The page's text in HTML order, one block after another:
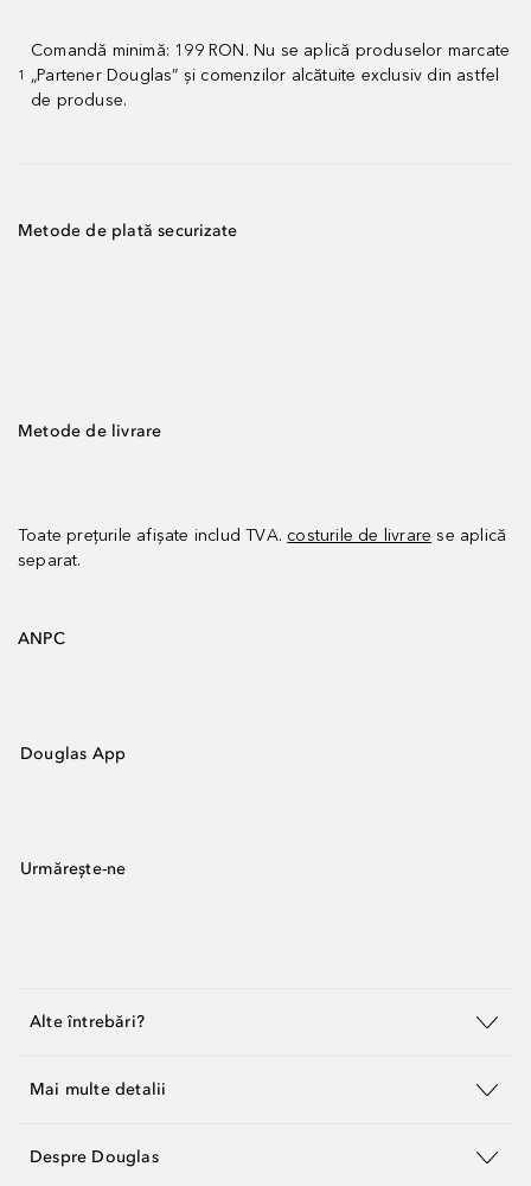
1
Comandă minimă: 199 RON. Nu se aplică produselor marcate
„Partener Douglas” și comenzilor alcătuite exclusiv din astfel
de produse.
Metode de plată securizate
Metode de livrare
Toate prețurile afișate includ TVA. costurile de livrare se aplică
separat.
ANPC
Douglas App
Urmărește-ne
Alte întrebări?
Mai multe detalii
Despre Douglas